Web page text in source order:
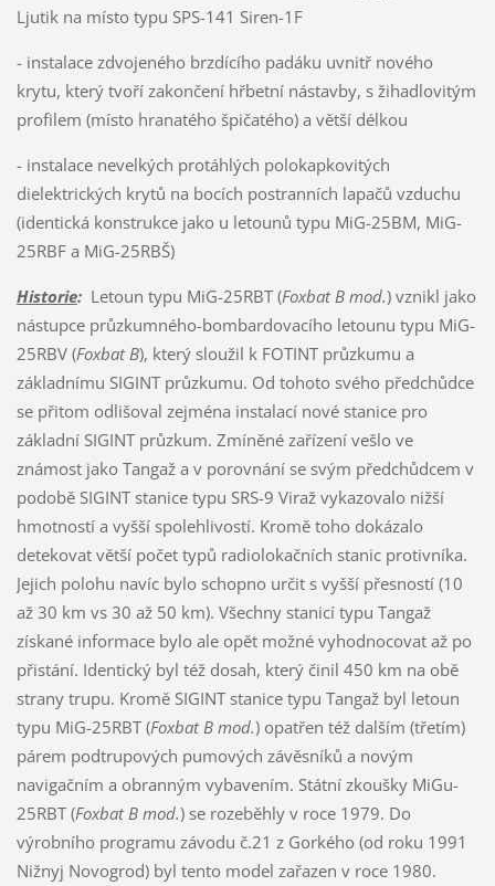
Ljutik na místo typu SPS-141 Siren-1F
- instalace zdvojeného brzdícího padáku uvnitř nového
krytu, který tvoří zakončení hřbetní nástavby, s žihadlovitým
profilem (místo hranatého špičatého) a větší délkou
- instalace nevelkých protáhlých polokapkovitých
dielektrických krytů na bocích postranních lapačů vzduchu
(identická konstrukce jako u letounů typu MiG-25BM, MiG-
25RBF a MiG-25RBŠ)
Historie:Letoun typu MiG-25RBT (Foxbat B mod.) vznikl jako
nástupce průzkumného-bombardovacího letounu typu MiG-
25RBV (Foxbat B), který sloužil k FOTINT průzkumu a
základnímu SIGINT průzkumu. Od tohoto svého předchůdce
se přitom odlišoval zejména instalací nové stanice pro
základní SIGINT průzkum. Zmíněné zařízení vešlo ve
známost jako Tangaž a v porovnání se svým předchůdcem v
podobě SIGINT stanice typu SRS-9 Viraž vykazovalo nižší
hmotností a vyšší spolehlivostí. Kromě toho dokázalo
detekovat větší počet typů radiolokačních stanic protivníka.
Jejich polohu navíc bylo schopno určit s vyšší přesností (10
až 30 km vs 30 až 50 km). Všechny stanicí typu Tangaž
získané informace bylo ale opět možné vyhodnocovat až po
přistání. Identický byl též dosah, který činil 450 km na obě
strany trupu. Kromě SIGINT stanice typu Tangaž byl letoun
typu MiG-25RBT (Foxbat B mod.) opatřen též dalším (třetím)
párem podtrupových pumových závěsníků a novým
navigačním a obranným vybavením. Státní zkoušky MiGu-
25RBT (Foxbat B mod.) se rozeběhly v roce 1979. Do
výrobního programu závodu č.21 z Gorkého (od roku 1991
Nižnyj Novogrod) byl tento model zařazen v roce 1980.